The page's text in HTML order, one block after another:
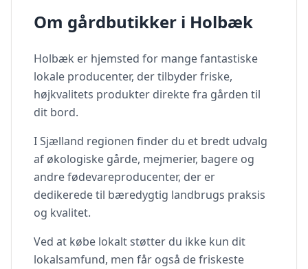
Om gårdbutikker i Holbæk
Holbæk er hjemsted for mange fantastiske
lokale producenter, der tilbyder friske,
højkvalitets produkter direkte fra gården til
dit bord.
ISjælland regionen finder du et bredt udvalg
af økologiske gårde, mejmerier, bagere og
andre fødevareproducenter, der er
dedikerede til bæredygtig landbrugs praksis
og kvalitet.
Ved at købe lokalt støtter du ikke kun dit
lokalsamfund, men får også de friskeste